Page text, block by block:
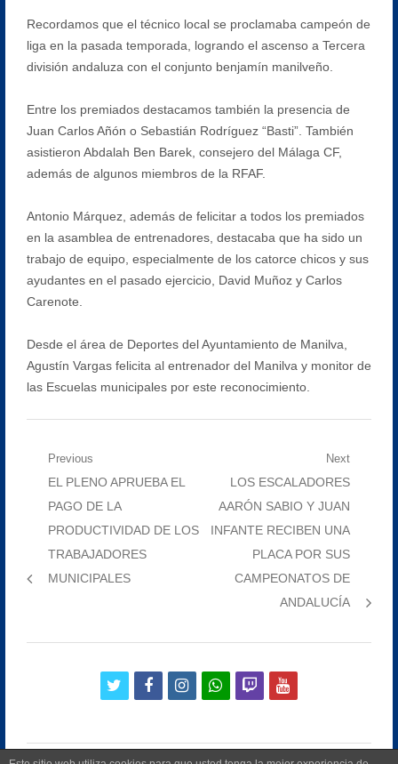
Recordamos que el técnico local se proclamaba campeón de
liga en la pasada temporada, logrando el ascenso a Tercera
división andaluza con el conjunto benjamín manilveño.
Entre los premiados destacamos también la presencia de
Juan Carlos Añón o Sebastián Rodríguez “Basti”. También
asistieron Abdalah Ben Barek, consejero del Málaga CF,
además de algunos miembros de la RFAF.
Antonio Márquez, además de felicitar a todos los premiados
en la asamblea de entrenadores, destacaba que ha sido un
trabajo de equipo, especialmente de los catorce chicos y sus
ayudantes en el pasado ejercicio, David Muñoz y Carlos
Carenote.
Desde el área de Deportes del Ayuntamiento de Manilva,
Agustín Vargas felicita al entrenador del Manilva y monitor de
las Escuelas municipales por este reconocimiento.
Navegación
entradas
Previous
Previous
post:
EL PLENO APRUEBA EL
PAGO DE LA
PRODUCTIVIDAD DE LOS
TRABAJADORES
MUNICIPALES
Next
Next
post:
LOS ESCALADORES
AARÓN SABIO Y JUAN
INFANTE RECIBEN UNA
PLACA POR SUS
CAMPEONATOS DE
ANDALUCÍA
twitterfacebookinstagramwhatsapp
twitchyoutube